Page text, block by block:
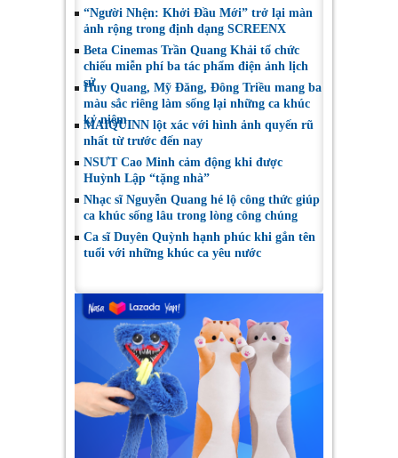
“Người Nhện: Khởi Đầu Mới” trở lại màn
ảnh rộng trong định dạng SCREENX
Beta Cinemas Trần Quang Khải tổ chức
chiếu miễn phí ba tác phẩm điện ảnh lịch
sử
Huy Quang, Mỹ Đăng, Đông Triều mang ba
màu sắc riêng làm sống lại những ca khúc
kỷ niệm
MAIQUINN lột xác với hình ảnh quyến rũ
nhất từ trước đến nay
NSƯT Cao Minh cảm động khi được
Huỳnh Lập “tặng nhà”
Nhạc sĩ Nguyễn Quang hé lộ công thức giúp
ca khúc sống lâu trong lòng công chúng
Ca sĩ Duyên Quỳnh hạnh phúc khi gắn tên
tuổi với những khúc ca yêu nước